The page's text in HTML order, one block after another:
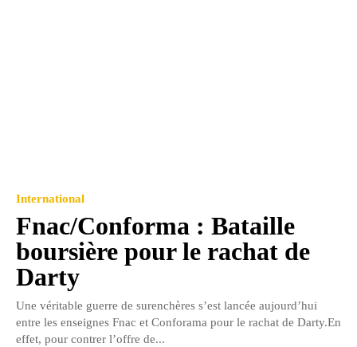
International
Fnac/Conforma : Bataille
boursière pour le rachat de
Darty
Une véritable guerre de surenchères s’est lancée aujourd’hui
entre les enseignes Fnac et Conforama pour le rachat de Darty.En
effet, pour contrer l’offre de...